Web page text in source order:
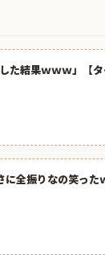
結果ｗｗｗ」【タ
全振りなの笑った